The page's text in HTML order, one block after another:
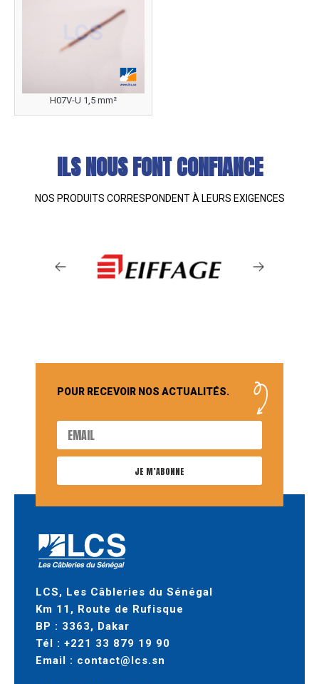
H07V-U 1,5 mm²
ILS NOUS FONT CONFIANCE
NOS PRODUITS CORRESPONDENT À LEURS EXIGENCES
POUR RECEVOIR NOS ACTUALITÉS.
JE M’ABONNE
LCS, Les Câbleries du Sénégal
Km 11, Route de Rufisque
BP : 3363, Dakar
Tél : +221 33 879 19 90
Email : contact@lcs.sn